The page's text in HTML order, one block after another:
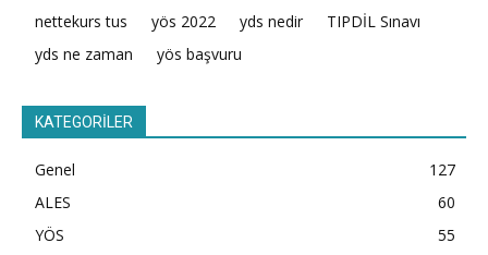
nettekurs tus
yös 2022 yds nedir
TIPDİL Sınavı
yds ne zaman
yös başvuru
KATEGORİLER
Genel
127
ALES
60
YÖS
55